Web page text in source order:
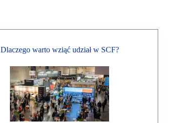
Dlaczego warto wziąć udział w SCF?